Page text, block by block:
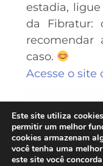
estadia,
da Fibratur:
caso.
Acesse o site
Este site utiliza
permitir um melhor
cookies armazenam
você tenha uma
este site você